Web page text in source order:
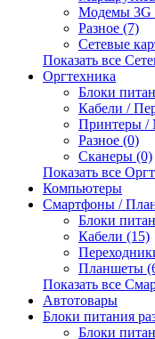
Модемы 3G
Разное (7)
Сетевые
Показать все
Оргтехника
Блоки
Кабели /
Принтеры
Разное (0)
Сканеры (0)
Показать все
Компьютеры
Смартфоны /
Блоки
Кабели (15)
Планшеты
Показать все
Автотовары
Блоки питания
Блоки